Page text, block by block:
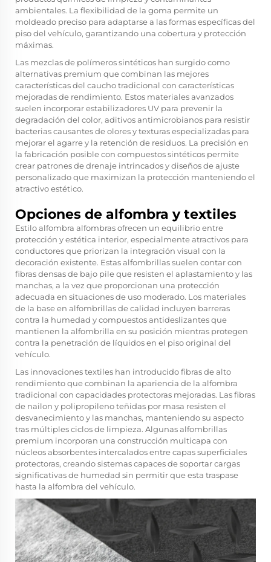
ambientales. La flexibilidad de la goma permite un
moldeado preciso para adaptarse a las formas específicas del
piso del vehículo, garantizando una cobertura y protección
máximas.
Las mezclas de polímeros sintéticos han surgido como
alternativas premium que combinan las mejores
características del caucho tradicional con características
mejoradas de rendimiento. Estos materiales avanzados
suelen incorporar estabilizadores UV para prevenir la
degradación del color, aditivos antimicrobianos para resistir
bacterias causantes de olores y texturas especializadas para
mejorar el agarre y la retención de residuos. La precisión en
la fabricación posible con compuestos sintéticos permite
crear patrones de drenaje intrincados y diseños de ajuste
personalizado que maximizan la protección manteniendo el
atractivo estético.
Opciones de alfombra y textiles
Estilo alfombra alfombrasofrecen un equilibrio entre
protección y estética interior, especialmente atractivos para
conductores que priorizan la integración visual con la
decoración existente. Estas alfombrillas suelen contar con
fibras densas de bajo pile que resisten el aplastamiento y las
manchas, a la vez que proporcionan una protección
adecuada en situaciones de uso moderado. Los materiales
de la base en alfombrillas de calidad incluyen barreras
contra la humedad y compuestos antideslizantes que
mantienen la alfombrilla en su posición mientras protegen
contra la penetración de líquidos en el piso original del
vehículo.
Las innovaciones textiles han introducido fibras de alto
rendimiento que combinan la apariencia de la alfombra
tradicional con capacidades protectoras mejoradas. Las fibras
de nailon y polipropileno teñidas por masa resisten el
desvanecimiento y las manchas, manteniendo su aspecto
tras múltiples ciclos de limpieza. Algunas alfombrillas
premium incorporan una construcción multicapa con
núcleos absorbentes intercalados entre capas superficiales
protectoras, creando sistemas capaces de soportar cargas
significativas de humedad sin permitir que esta traspase
hasta la alfombra del vehículo.